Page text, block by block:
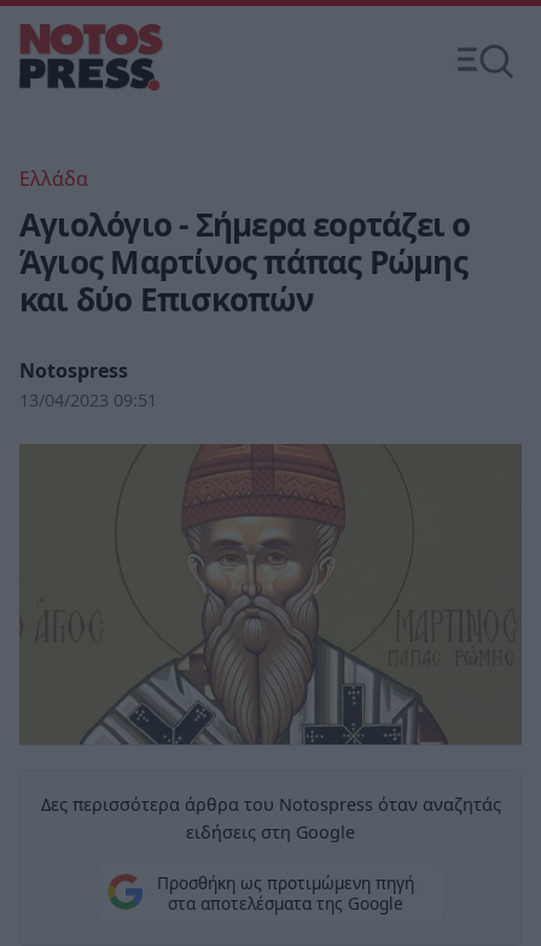
Ελλάδα
Αγιολόγιο - Σήμερα εορτάζει ο
Άγιος Μαρτίνος πάπας Ρώμης
και δύο Επισκoπών
Notospress
13/04/2023 09:51
Δες περισσότερα άρθρα του Notospress όταν αναζητάς
ειδήσεις στη Google
Προσθήκη ως προτιμώμενη πηγή
στα αποτελέσματα της Google